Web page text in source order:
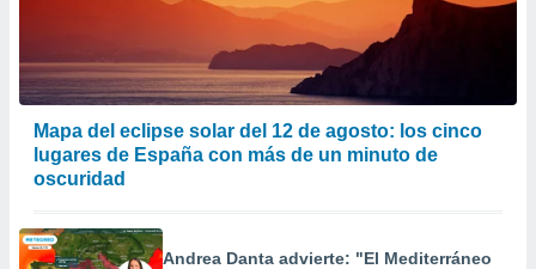
Mapa del eclipse solar del 12 de agosto: los cinco
lugares de España con más de un minuto de
oscuridad
Andrea Danta advierte: "El Mediterráneo